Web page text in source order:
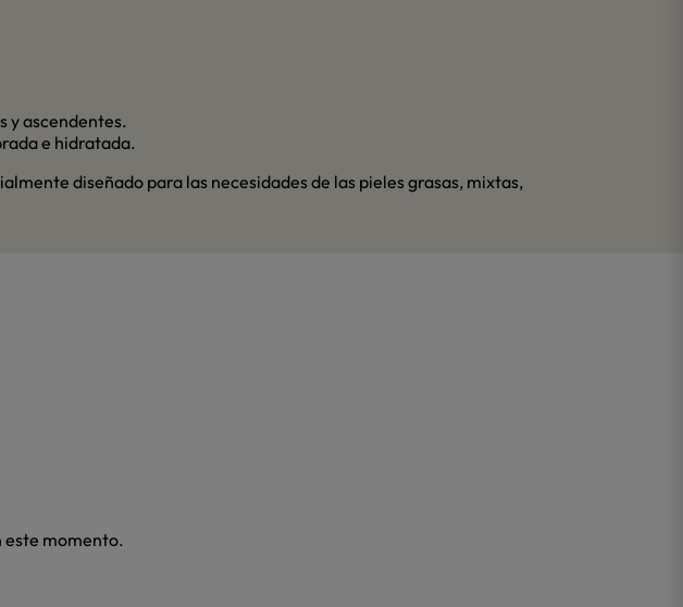
y ascendentes.
e hidratada.
diseñado para las necesidades de las pieles grasas, mixtas,
este momento.